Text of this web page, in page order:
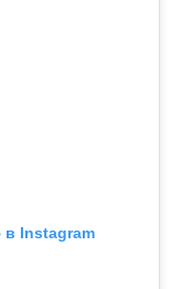
в Instagram